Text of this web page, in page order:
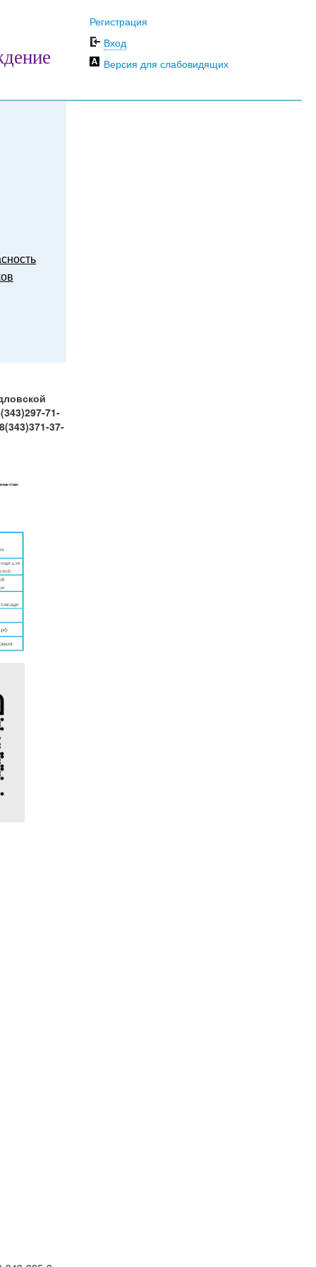
Регистрация
Вход
Версия для слабовидящих
71-
37-